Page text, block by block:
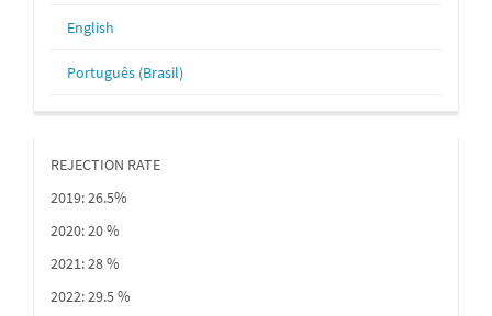
English
Português (Brasil)
REJECTION RATE
2019: 26.5%
2020: 20 %
2021: 28 %
2022: 29.5 %